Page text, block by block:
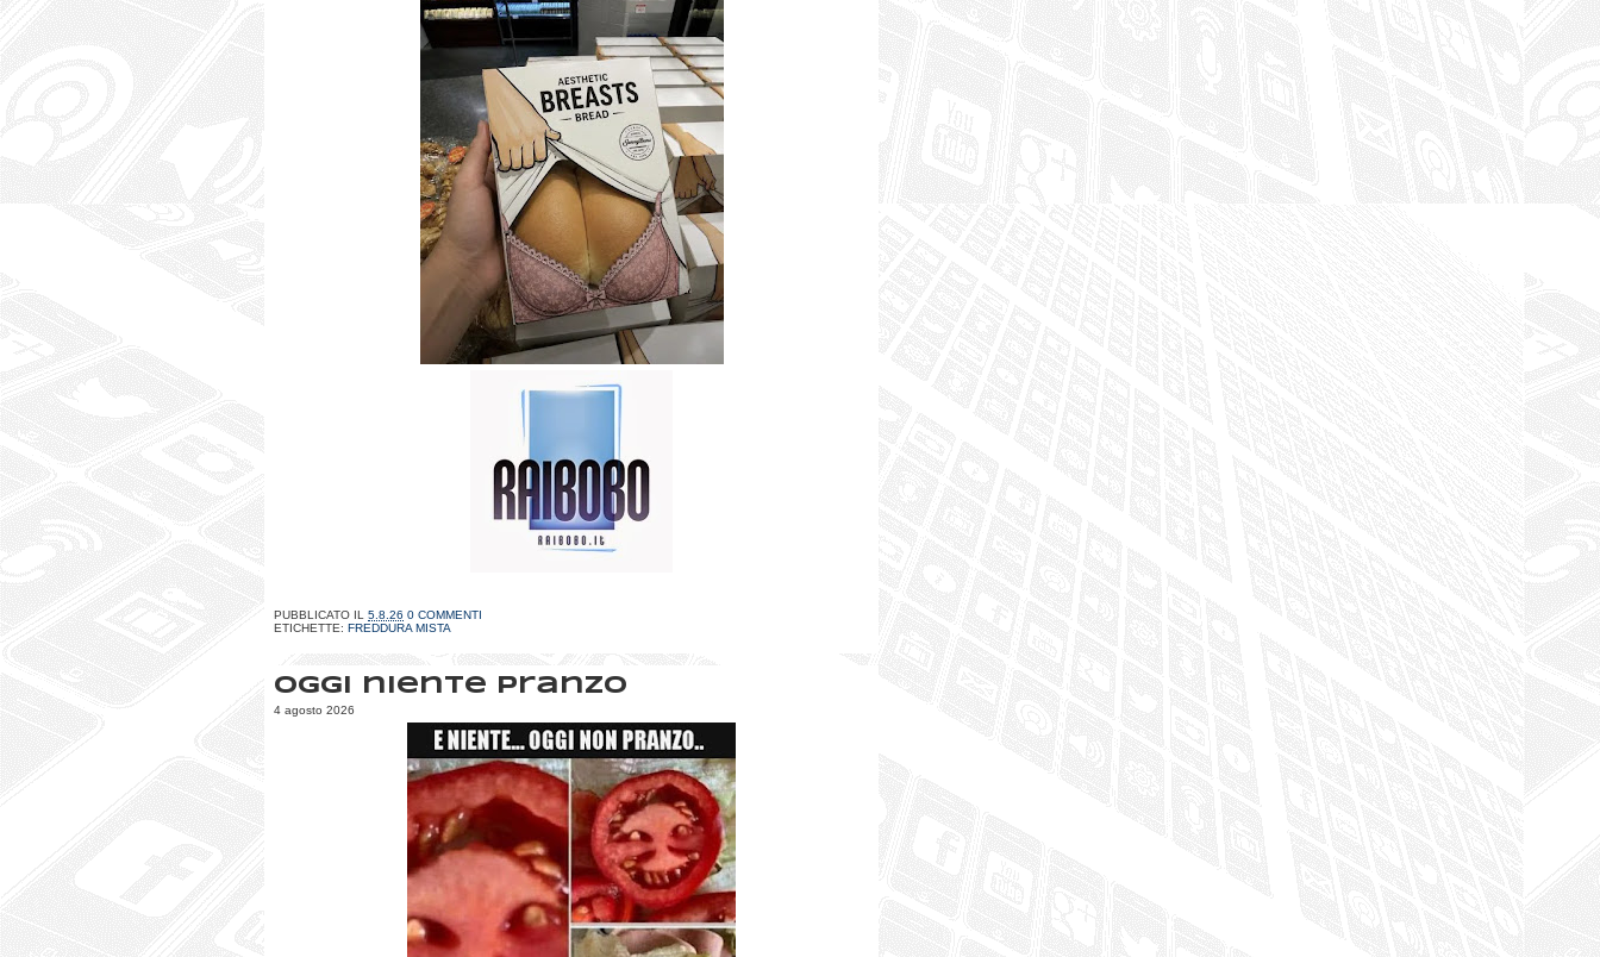
PUBBLICATO IL 5.8.26 0 COMMENTI
ETICHETTE: FREDDURA MISTA
Oggi niente pranzo
4 agosto 2026